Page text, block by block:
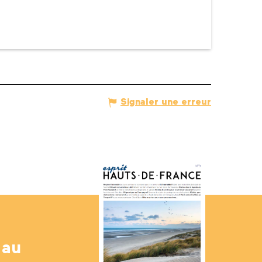
Signaler une erreur